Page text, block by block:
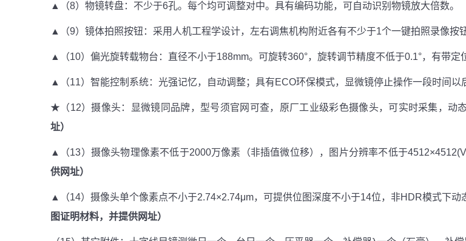
▲（8）物镜转盘：不少于6孔。每个均可调整对中。具有编码功能，可自动识别物镜放大倍数。
▲（9）镜体拍照按钮：采用人机工程学设计，左右调焦机构附近各有不少于1个一键拍照录像按
▲（10）偏光旋转载物台：直径不小于188mm。可旋转360°，旋转调节精度不低于0.1°，有带定
▲（11）智能控制系统：光强记忆，自动调整；具有ECO环保模式，显微镜停止操作一段时间以
★（12）摄像头：显微镜同品牌，型号须官网可查，原厂工业级彩色摄像头，可实时采集，动
址）
▲（13）摄像头物理像素不低于2000万像素（非插值微位移），图片分辨率不低于
供网址）
▲（14）摄像头单个像素点不小于2.74×2.74μm，可提供位图深度不小于14位，非HDR模式下动
图证明材料，并提供网址）